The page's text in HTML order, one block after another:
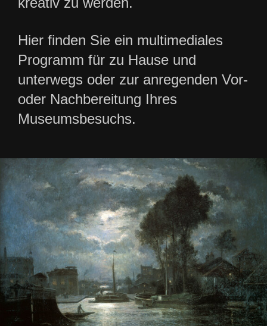
Hier finden Sie ein multimediales
Programm für zu Hause und
unterwegs oder zur anregenden Vor-
oder Nachbereitung Ihres
Museumsbesuchs.